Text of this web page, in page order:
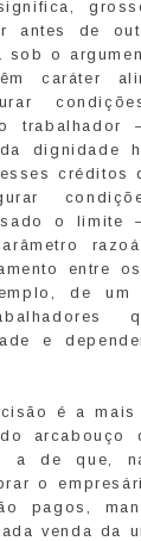
antes de
o
caráter
dignidade
créditos
o limite
entre
de um
e
é a mais
arcabouço
de que,
o
pagos,
venda da